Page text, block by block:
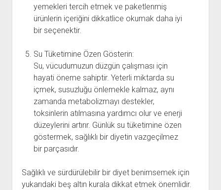
yemekleri tercih etmek ve paketlenmiş
ürünlerin içeriğini dikkatlice okumak daha iyi
bir seçenektir.
Su Tüketimine Özen Gösterin:
Su, vücudumuzun düzgün çalışması için
hayati öneme sahiptir. Yeterli miktarda su
içmek, susuzluğu önlemekle kalmaz, aynı
zamanda metabolizmayı destekler,
toksinlerin atılmasına yardımcı olur ve enerji
düzeylerini artırır. Günlük su tüketimine özen
göstermek, sağlıklı bir diyetin vazgeçilmez
bir parçasıdır.
Sağlıklı ve sürdürülebilir bir diyet benimsemek için
yukarıdaki beş altın kurala dikkat etmek önemlidir.